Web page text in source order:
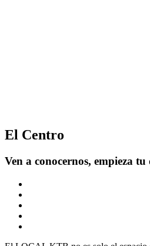
El Centro
Ven a conocernos, empieza tu